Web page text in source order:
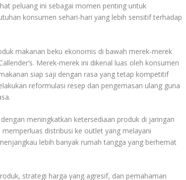
peluang ini sebagai momen penting untuk
konsumen sehari-hari yang lebih sensitif terhadap
makanan beku ekonomis di bawah merek-merek
Merek-merek ini dikenal luas oleh konsumen
siap saji dengan rasa yang tetap kompetitif
reformulasi resep dan pengemasan ulang guna
meningkatkan ketersediaan produk di jaringan
distribusi ke outlet yang melayani
lebih banyak rumah tangga yang berhemat
strategi harga yang agresif, dan pemahaman